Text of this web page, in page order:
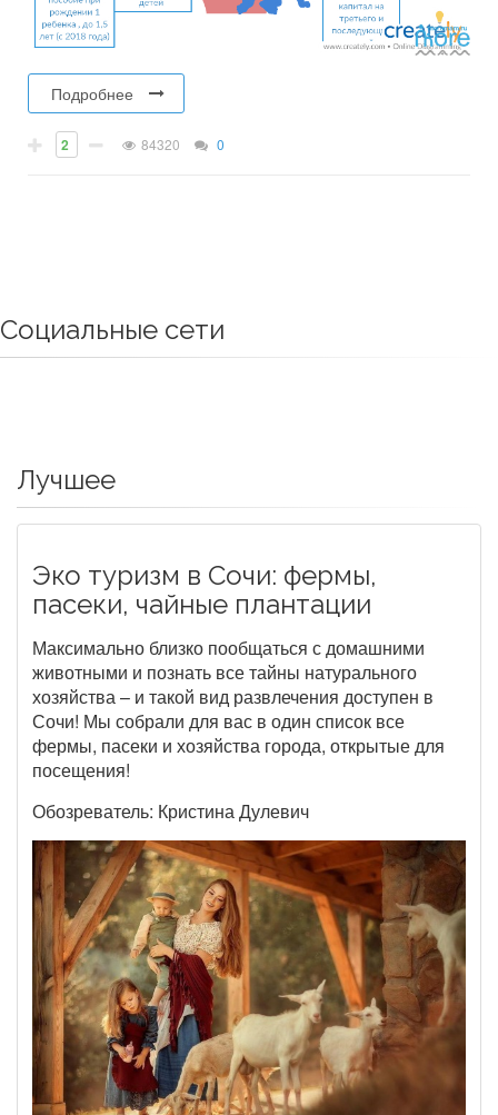
Подробнее
2 84320 0
Социальные сети
Лучшее
Эко туризм в Сочи: фермы,
пасеки, чайные плантации
Максимально близко пообщаться с домашними
животными и познать все тайны натурального
хозяйства – и такой вид развлечения доступен в
Сочи! Мы собрали для вас в один список все
фермы, пасеки и хозяйства города, открытые для
посещения!
Обозреватель: Кристина Дулевич